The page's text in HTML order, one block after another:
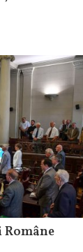
Române